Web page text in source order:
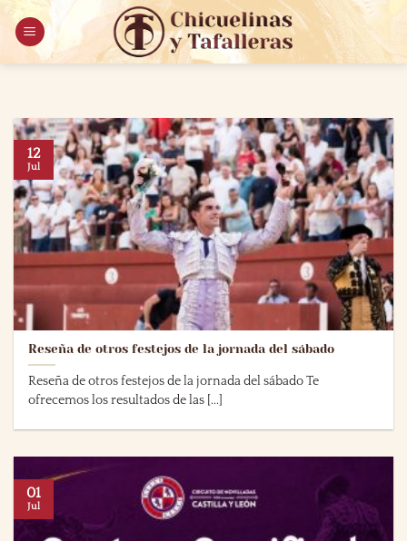
Saltar
contenido
Reseña de otros festejos de la jornada del sábado
Reseña de otros festejos de la jornada del sábado Te
ofrecemos los resultados de las [...]
12
Jul
01
Jul